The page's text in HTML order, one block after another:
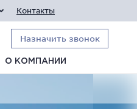
Контакты
Назначить звонок
О КОМПАНИИ